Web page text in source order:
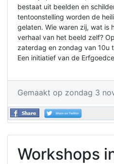
bestaat uit beelden en
tentoonstelling worden de
gelaten. Wie waren zij, wat is
verhaal van het beeld zelf?
zaterdag en zondag van 10u
Een initiatief van de
Gemaakt op zondag 3
Workshops